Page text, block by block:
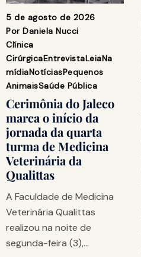
5 de agosto de 2026
Por Daniela Nucci
Clínica
CirúrgicaEntrevistaLeiaNa
mídiaNotíciasPequenos
AnimaisSaúde Pública
Cerimônia do Jaleco
marca o início da
jornada da quarta
turma de Medicina
Veterinária da
Qualittas
A Faculdade de Medicina
Veterinária Qualittas
realizou na noite de
segunda-feira (3),…